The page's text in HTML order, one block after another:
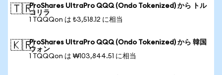
🇹🇷ProShares UltraPro QQQ (Ondo Tokenized) から トル
コリラ
1 TQQQon は ₺3,518.12 に相当
🇰🇷ProShares UltraPro QQQ (Ondo Tokenized) から 韓国
ウォン
1 TQQQon は ₩103,844.51 に相当